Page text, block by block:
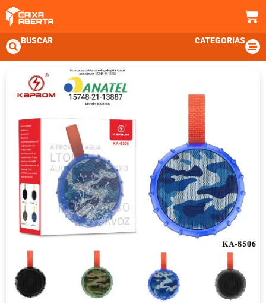
BUSCAR CATEGORIAS